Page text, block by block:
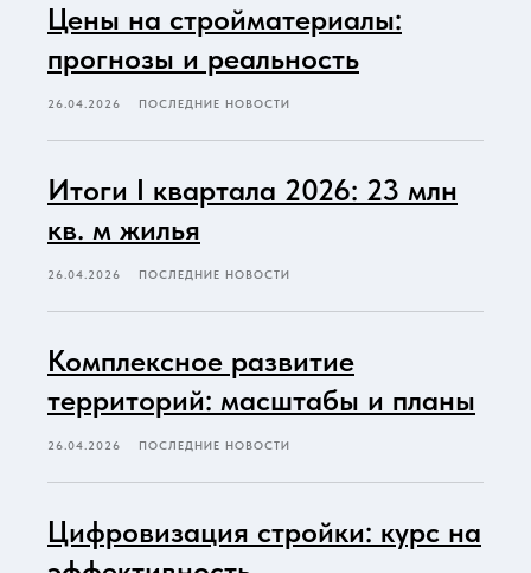
Цены на стройматериалы:
прогнозы и реальность
26.04.2026 ПОСЛЕДНИЕ НОВОСТИ
Итоги I квартала 2026: 23 млн
кв. м жилья
26.04.2026 ПОСЛЕДНИЕ НОВОСТИ
Комплексное развитие
территорий: масштабы и планы
26.04.2026 ПОСЛЕДНИЕ НОВОСТИ
Цифровизация стройки: курс на